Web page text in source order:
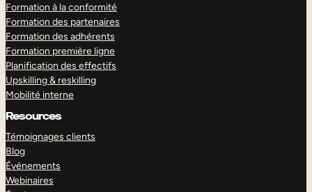
Formation à la conformité
Formation des partenaires
Formation des adhérents
Formation première ligne
Planification des effectifs
Upskilling & reskilling
Mobilité interne
Resources
Témoignages clients
Blog
Événements
Webinaires